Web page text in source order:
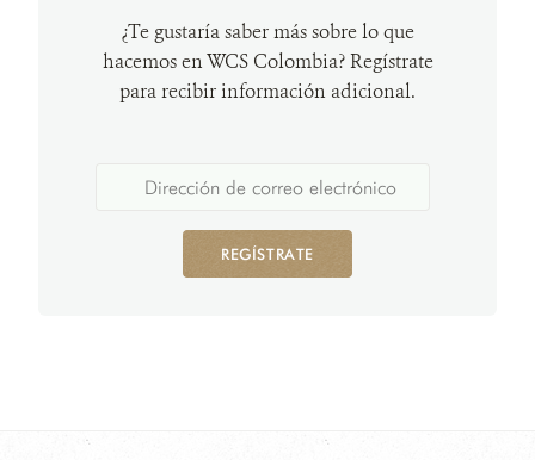
¿Te gustaría saber más sobre lo que
hacemos en WCS Colombia? Regístrate
para recibir información adicional.
REGÍSTRATE